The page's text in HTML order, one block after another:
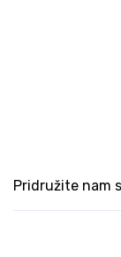
Pridružite nam